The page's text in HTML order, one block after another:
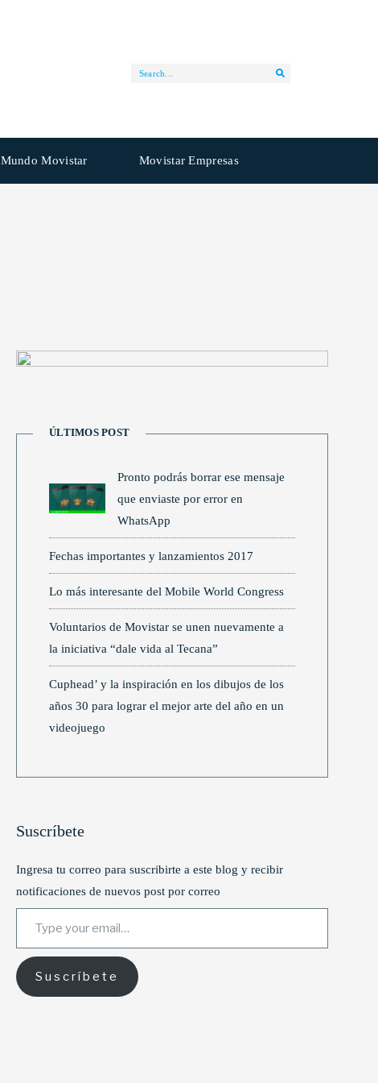
Mundo Movistar Movistar Empresas
ÚLTIMOS POST
Pronto podrás borrar ese mensaje
que enviaste por error en
WhatsApp
Fechas importantes y lanzamientos 2017
Lo más interesante del Mobile World Congress
Voluntarios de Movistar se unen nuevamente a
la iniciativa “dale vida al Tecana”
Cuphead’ y la inspiración en los dibujos de los
años 30 para lograr el mejor arte del año en un
videojuego
Suscríbete
Ingresa tu correo para suscribirte a este blog y recibir
notificaciones de nuevos post por correo
Type your email…
Suscríbete